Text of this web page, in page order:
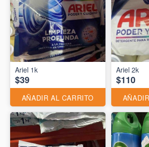
Ariel 1k
$39
AÑADIR AL CARRITO
Ariel 2k
$110